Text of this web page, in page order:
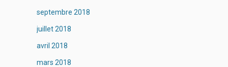
septembre 2018
juillet 2018
avril 2018
mars 2018